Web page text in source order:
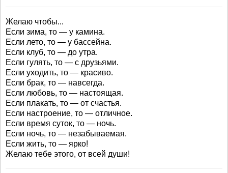
Желаю чтобы...
Если зима, то — у камина.
Если лето, то — у бассейна.
Если клуб, то — до утра.
Если гулять, то — с друзьями.
Если уходить, то — красиво.
Если брак, то — навсегда.
Если любовь, то — настоящая.
Если плакать, то — от счастья.
Если настроение, то — отличное.
Если время суток, то — ночь.
Если ночь, то — незабываемая.
Если жить, то — ярко!
Желаю тебе этого, от всей души!